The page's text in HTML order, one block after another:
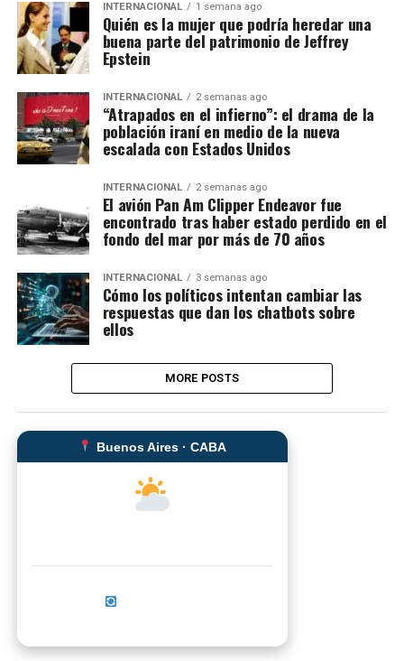
INTERNACIONAL 1 semana ago
Quién es la mujer que podría heredar una
buena parte del patrimonio de Jeffrey
Epstein
INTERNACIONAL 2 semanas ago
“Atrapados en el infierno”: el drama de la
población iraní en medio de la nueva
escalada con Estados Unidos
INTERNACIONAL 2 semanas ago
El avión Pan Am Clipper Endeavor fue
encontrado tras haber estado perdido en el
fondo del mar por más de 70 años
INTERNACIONAL 3 semanas ago
Cómo los políticos intentan cambiar las
respuestas que dan los chatbots sobre
ellos
MORE POSTS
Buenos Aires · CABA